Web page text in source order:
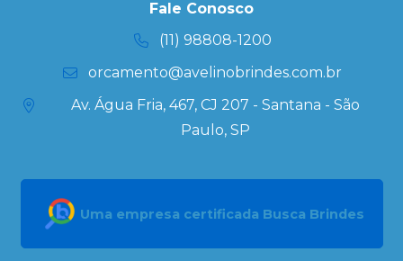
Kits
Fale Conosco
(11) 98808-1200
orcamento@avelinobrindes.com.br
Av. Água Fria, 467, CJ 207 - Santana - São
Paulo, SP
Uma empresa certificada Busca Brindes